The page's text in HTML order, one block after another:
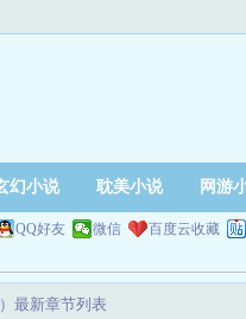
幻小说 耽美小说 网游
QQ好友 微信 百度云收藏
最新章节列表